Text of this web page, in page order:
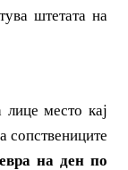
штетата на
место кај
сопствениците
евра на ден по